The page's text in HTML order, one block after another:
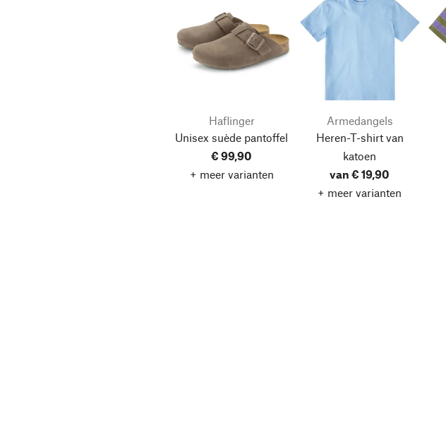
Haflinger
Unisex suède pantoffel
€ 99,90
+ meer varianten
Armedangels
Heren-T-shirt van
katoen
van € 19,90
+ meer varianten